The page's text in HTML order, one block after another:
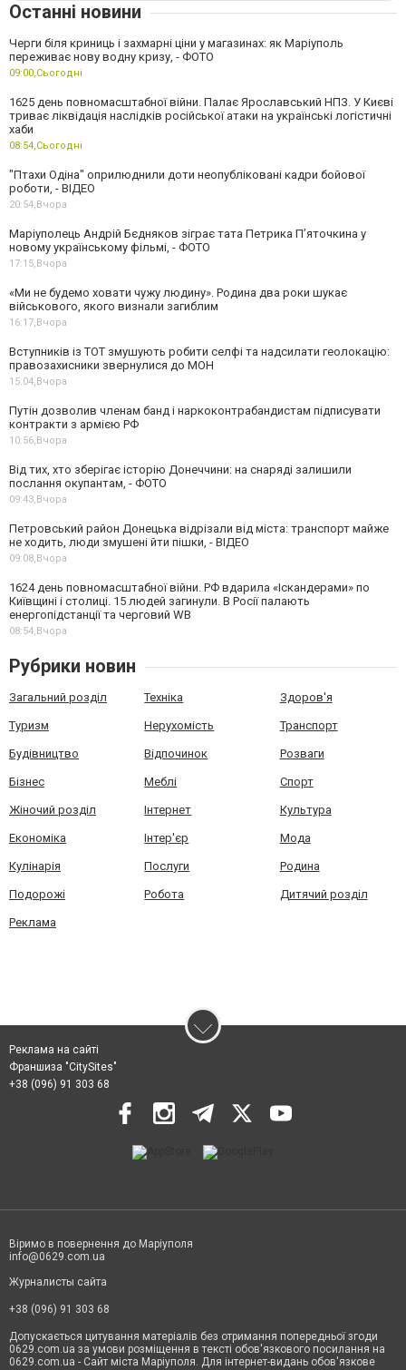
Останні новини
Черги біля криниць і захмарні ціни у магазинах: як Маріуполь
переживає нову водну кризу, - ФОТО
09:00,Сьогодні
1625 день повномасштабної війни. Палає Ярославський НПЗ. У Києві
триває ліквідація наслідків російської атаки на українські логістичні
хаби
08:54,Сьогодні
"Птахи Одіна" оприлюднили доти неопубліковані кадри бойової
роботи, - ВІДЕО
20:54,Вчора
Маріуполець Андрій Бєдняков зіграє тата Петрика П’яточкина у
новому українському фільмі, - ФОТО
17:15,Вчора
«Ми не будемо ховати чужу людину». Родина два роки шукає
військового, якого визнали загиблим
16:17,Вчора
Вступників із ТОТ змушують робити селфі та надсилати геолокацію:
правозахисники звернулися до МОН
15:04,Вчора
Путін дозволив членам банд і наркоконтрабандистам підписувати
контракти з армією РФ
10:56,Вчора
Від тих, хто зберігає історію Донеччини: на снаряді залишили
послання окупантам, - ФОТО
09:43,Вчора
Петровський район Донецька відрізали від міста: транспорт майже
не ходить, люди змушені йти пішки, - ВІДЕО
09:08,Вчора
1624 день повномасштабної війни. РФ вдарила «Іскандерами» по
Київщині і столиці. 15 людей загинули. В Росії палають
енергопідстанції та черговий WB
08:54,Вчора
Рубрики новин
Загальний розділ Техніка Здоров'я
Туризм Нерухомість Транспорт
Будівництво Відпочинок Розваги
Бізнес Меблі Спорт
Жіночий розділ Інтернет Культура
Економіка Інтер'єр Мода
Кулінарія Послуги Родина
Подорожі Робота Дитячий розділ
Реклама
Реклама на сайті
Франшиза "CitySites"
+38 (096) 91 303 68
Віримо в повернення до Маріуполя
info@0629.com.ua
Журналисты сайта
+38 (096) 91 303 68
Допускається цитування матеріалів без отримання попередньої згоди
0629.com.ua за умови розміщення в тексті обов'язкового посилання на
0629.com.ua - Сайт міста Маріуполя. Для інтернет-видань обов'язкове